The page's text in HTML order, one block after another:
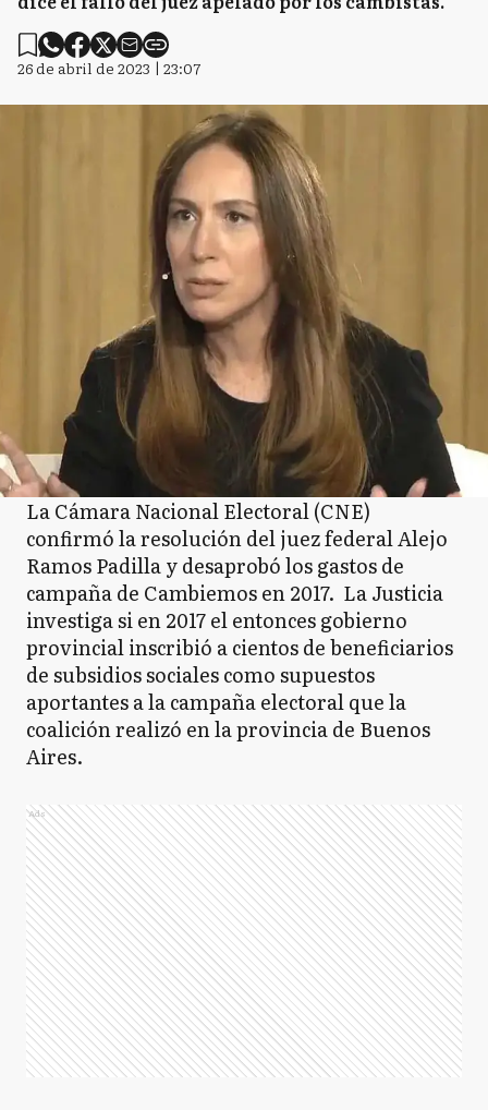
26 de abril de 2023 | 23:07
La Cámara Nacional Electoral (CNE)
confirmó la resolución del juez federal Alejo
Ramos Padilla y desaprobó los gastos de
campaña de Cambiemos en 2017. La Justicia
investiga si en 2017 el entonces gobierno
provincial inscribió a cientos de beneficiarios
de subsidios sociales como supuestos
aportantes a la campaña electoral que la
coalición realizó en la provincia de Buenos
Aires.
Ads